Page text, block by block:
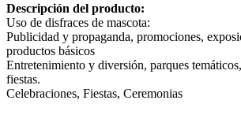
Descripción del producto:
Uso de disfraces de mascota:
Publicidad y propaganda, promociones,
productos básicos
Entretenimiento y diversión, parques
fiestas.
Celebraciones, Fiestas, Ceremonias